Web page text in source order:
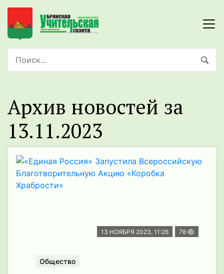
Архив новостей за
13.11.2023
13 НОЯБРЯ 2023, 11:26 78
Общество